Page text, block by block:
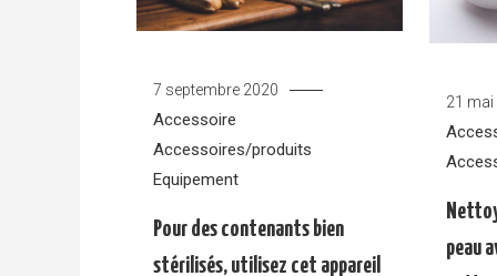
7 septembre 2020
Accessoire
Accessoires/produits
Equipement
Pour des contenants bien
stérilisés, utilisez cet appareil
21 mai
peau